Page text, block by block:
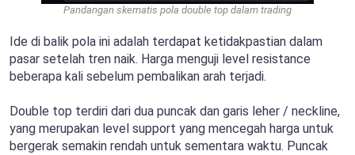
Pandangan skematis pola double top dalam trading
Ide di balik pola ini adalah terdapat ketidakpastian dalam
pasar setelah tren naik. Harga menguji level resistance
beberapa kali sebelum pembalikan arah terjadi.
Double top terdiri dari dua puncak dan garis leher / neckline,
yang merupakan level support yang mencegah harga untuk
bergerak semakin rendah untuk sementara waktu. Puncak